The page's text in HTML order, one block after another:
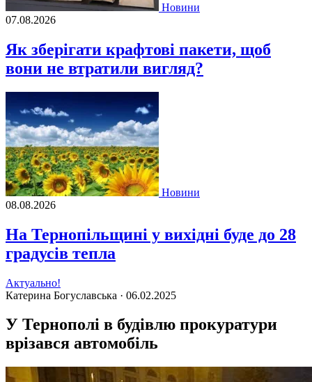
Новини
07.08.2026
Як зберігати крафтові пакети, щоб
вони не втратили вигляд?
Новини
08.08.2026
На Тернопільщині у вихідні буде до 28
градусів тепла
Актуально!
Катерина Богуславська · 06.02.2025
У Тернополі в будівлю прокуратури
врізався автомобіль